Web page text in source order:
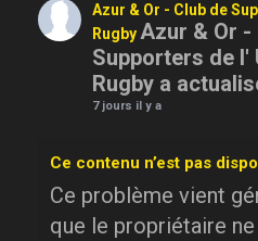
Azur & Or - Club de
RugbyAzur & Or -
Supporters de l'
Rugby a
7 jours il y a
Ce contenu n’est pas
Ce problème vient
que le propriétaire ne